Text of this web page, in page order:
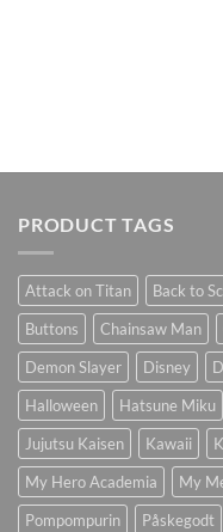
PRODUCT TAGS
Attack on Titan Back to
Buttons
Chainsaw Man
Demon Slayer
Disney
Halloween
Hatsune Miku
Jujutsu Kaisen
Kawaii
My Hero Academia
My
Pompompurin
Påskegodt